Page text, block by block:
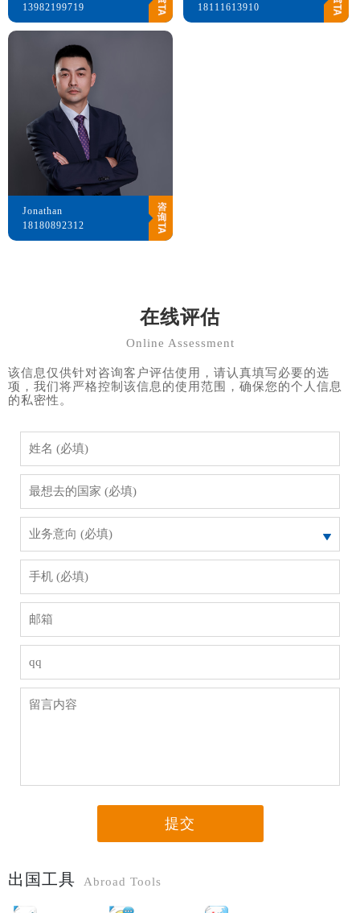
13982199719
18111613910
Jonathan
18180892312
在线评估
Online Assessment
该信息仅供针对咨询客户评估使用，请认真填写必要的选
项，我们将严格控制该信息的使用范围，确保您的个人信息
的私密性。
提交
出国工具 Abroad Tools